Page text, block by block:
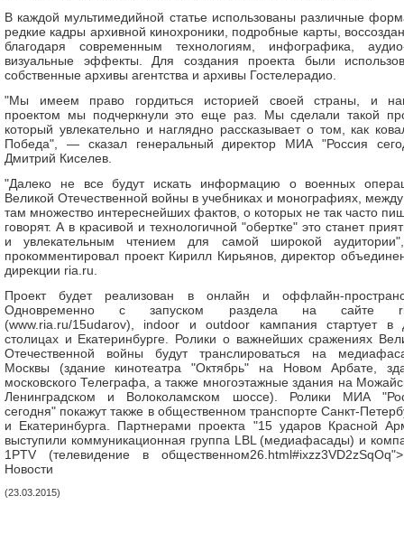
В каждой мультимедийной статье использованы различные
редкие кадры архивной кинохроники, подробные карты,
благодаря современным технологиям, инфографика,
визуальные эффекты. Для создания проекта были
собственные архивы агентства и архивы Гостелерадио.
"Мы имеем право гордиться историей своей страны, и
проектом мы подчеркнули это еще раз. Мы сделали такой
который увлекательно и наглядно рассказывает о том, как
Победа", — сказал генеральный директор МИА "Россия
Дмитрий Киселев.
"Далеко не все будут искать информацию о военных
Великой Отечественной войны в учебниках и монографиях,
там множество интереснейших фактов, о которых не так часто
говорят. А в красивой и технологичной "обертке" это станет
и увлекательным чтением для самой широкой
прокомментировал проект Кирилл Кирьянов, директор
дирекции ria.ru.
Проект будет реализован в онлайн и оффлайн-
Одновременно с запуском раздела на сайте
(www.ria.ru/15udarov), indoor и outdoor кампания стартует в
столицах и Екатеринбурге. Ролики о важнейших сражениях
Отечественной войны будут транслироваться на
Москвы (здание кинотеатра "Октябрь" на Новом Арбате,
московского Телеграфа, а также многоэтажные здания на
Ленинградском и Волоколамском шоссе). Ролики МИА
сегодня" покажут также в общественном транспорте Санкт-
и Екатеринбурга. Партнерами проекта "15 ударов Красной
выступили коммуникационная группа LBL (медиафасады) и
1PTV (телевидение в
Новости
(23.03.2015)